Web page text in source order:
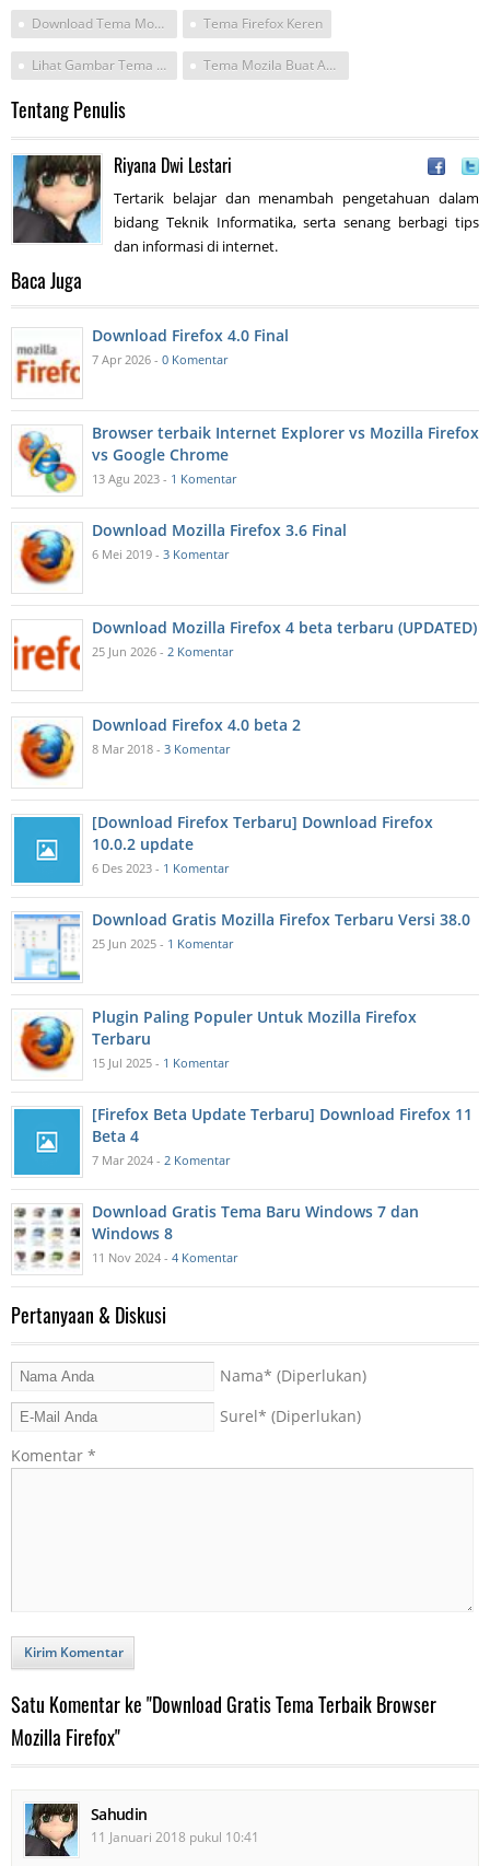
Download Tema Mozilla Firefox Gratis Tema Firefox Keren
Lihat Gambar Tema Terbaik Tema Mozila Buat Android
Tentang Penulis
Riyana Dwi Lestari
Tertarik belajar dan menambah pengetahuan dalam
bidang Teknik Informatika, serta senang berbagi tips
dan informasi di internet.
Baca Juga
Download Firefox 4.0 Final
7 Apr 2026 - 0 Komentar
Browser terbaik Internet Explorer vs Mozilla Firefox
vs Google Chrome
13 Agu 2023 - 1 Komentar
Download Mozilla Firefox 3.6 Final
6 Mei 2019 - 3 Komentar
Download Mozilla Firefox 4 beta terbaru (UPDATED)
25 Jun 2026 - 2 Komentar
Download Firefox 4.0 beta 2
8 Mar 2018 - 3 Komentar
[Download Firefox Terbaru] Download Firefox
10.0.2 update
6 Des 2023 - 1 Komentar
Download Gratis Mozilla Firefox Terbaru Versi 38.0
25 Jun 2025 - 1 Komentar
Plugin Paling Populer Untuk Mozilla Firefox
Terbaru
15 Jul 2025 - 1 Komentar
[Firefox Beta Update Terbaru] Download Firefox 11
Beta 4
7 Mar 2024 - 2 Komentar
Download Gratis Tema Baru Windows 7 dan
Windows 8
11 Nov 2024 - 4 Komentar
Pertanyaan & Diskusi
Nama* (Diperlukan)
Surel* (Diperlukan)
Komentar *
Kirim Komentar
Satu Komentar ke "Download Gratis Tema Terbaik Browser
Mozilla Firefox"
Sahudin
11 Januari 2018 pukul 10:41